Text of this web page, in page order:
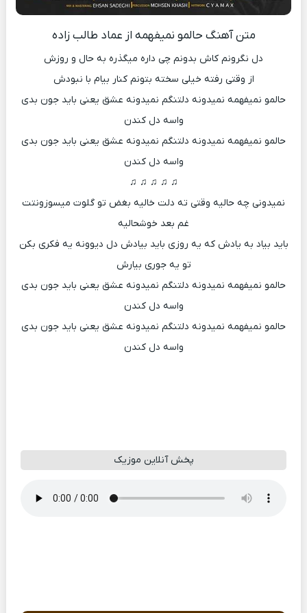
متن آهنگ حالمو نمیفهمه از عماد طالب زاده
دل نگرونم کاش بدونم چی داره میگذره به حال و روزش
از وقتی رفته خیلی سخته بتونم کنار بیام با نبودش
حالمو نمیفهمه نمیدونه دلتنگم نمیدونه عشق یعنی باید جون بدی
واسه دل کندن
حالمو نمیفهمه نمیدونه دلتنگم نمیدونه عشق یعنی باید جون بدی
واسه دل کندن
♫ ♫ ♫ ♫ ♫
نمیدونی چه حالیه وقتی ته دلت خالیه بغض تو گلوت میسوزونتت
غم بعد خوشحالیه
باید بیاد به یادش که یه روزی باید بیادش دل دیوونه یه فکری بکن
تو یه جوری بیارش
حالمو نمیفهمه نمیدونه دلتنگم نمیدونه عشق یعنی باید جون بدی
واسه دل کندن
حالمو نمیفهمه نمیدونه دلتنگم نمیدونه عشق یعنی باید جون بدی
واسه دل کندن
پخش آنلاین موزیک